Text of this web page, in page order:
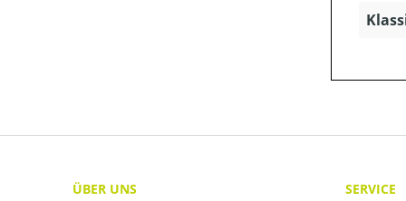
ÜBER UNS
SERVICE